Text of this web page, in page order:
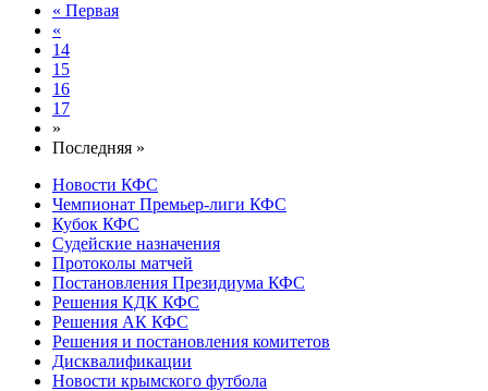
« Первая
«
14
15
16
17
»
Последняя »
Новости КФС
Чемпионат Премьер-лиги КФС
Кубок КФС
Судейские назначения
Протоколы матчей
Постановления Президиума КФС
Решения КДК КФС
Решения АК КФС
Решения и постановления комитетов
Дисквалификации
Новости крымского футбола